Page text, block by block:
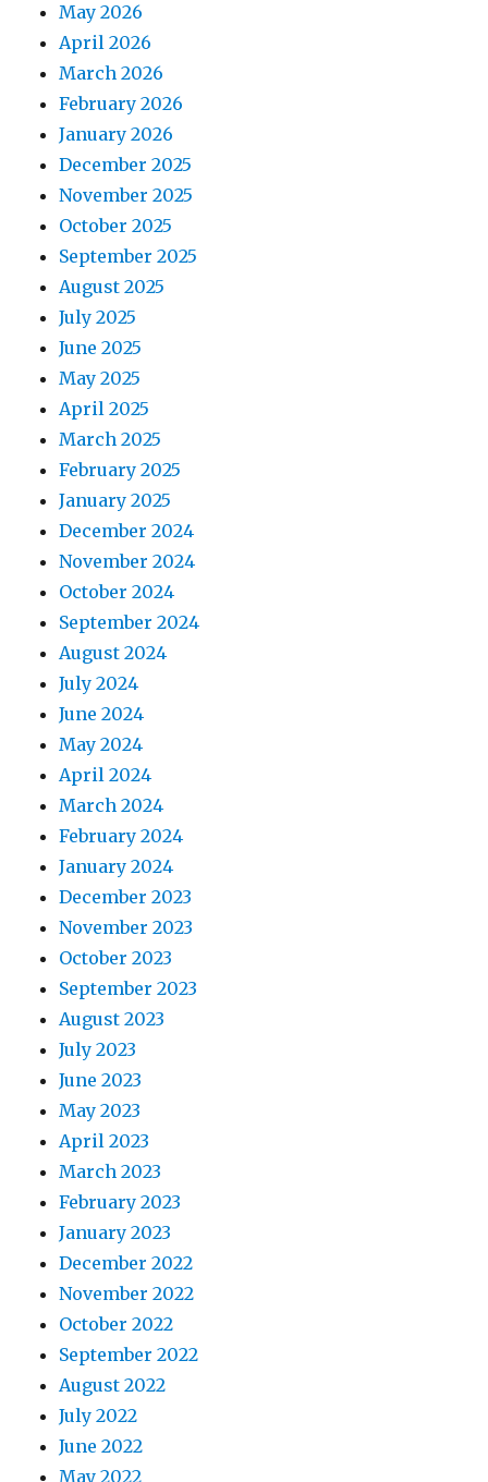
May 2026
April 2026
March 2026
February 2026
January 2026
December 2025
November 2025
October 2025
September 2025
August 2025
July 2025
June 2025
May 2025
April 2025
March 2025
February 2025
January 2025
December 2024
November 2024
October 2024
September 2024
August 2024
July 2024
June 2024
May 2024
April 2024
March 2024
February 2024
January 2024
December 2023
November 2023
October 2023
September 2023
August 2023
July 2023
June 2023
May 2023
April 2023
March 2023
February 2023
January 2023
December 2022
November 2022
October 2022
September 2022
August 2022
July 2022
June 2022
May 2022